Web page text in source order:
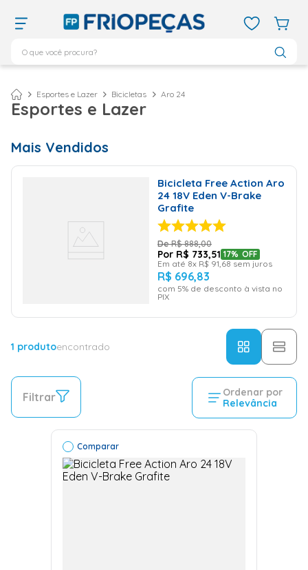
Esportes e Lazer Bicicletas Aro 24
Esportes e Lazer
Mais Vendidos
Bicicleta Free Action Aro
24 18V Eden V-Brake
Grafite
R$ 888,00
R$ 733,51 17% OFF
Em até 8x R$ 91,68 sem juros
R$ 696,83
com 5% de desconto à vista no
PIX
1 produtoencontrado
Filtrar
Ordenar por
Relevância
Comparar
2 º ar condicionado 9000
4º ar condicionado 18000
daikin
midea